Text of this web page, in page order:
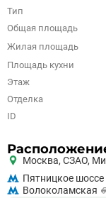
Тип
Общая площадь
Жилая площадь
Площадь кухни
Этаж
Отделка
ID
Москва, СЗАО,
Пятницкое шоссе
Волоколамская